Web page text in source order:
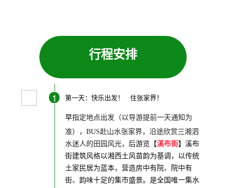
行程安排
1 第一天：快乐出发！ 住张家界！
早指定地点出发（以导游提前一天通知为
准），BUS赴山水张家界，沿途欣赏三湘泗
水迷人的田园风光， 后游览【溪布街】溪布
街建筑风格以湘西土风苗韵为基调，以传统
土家民居为蓝本，营造房中有院、院中有
街、韵味十足的集市盛景。是全国唯一集水